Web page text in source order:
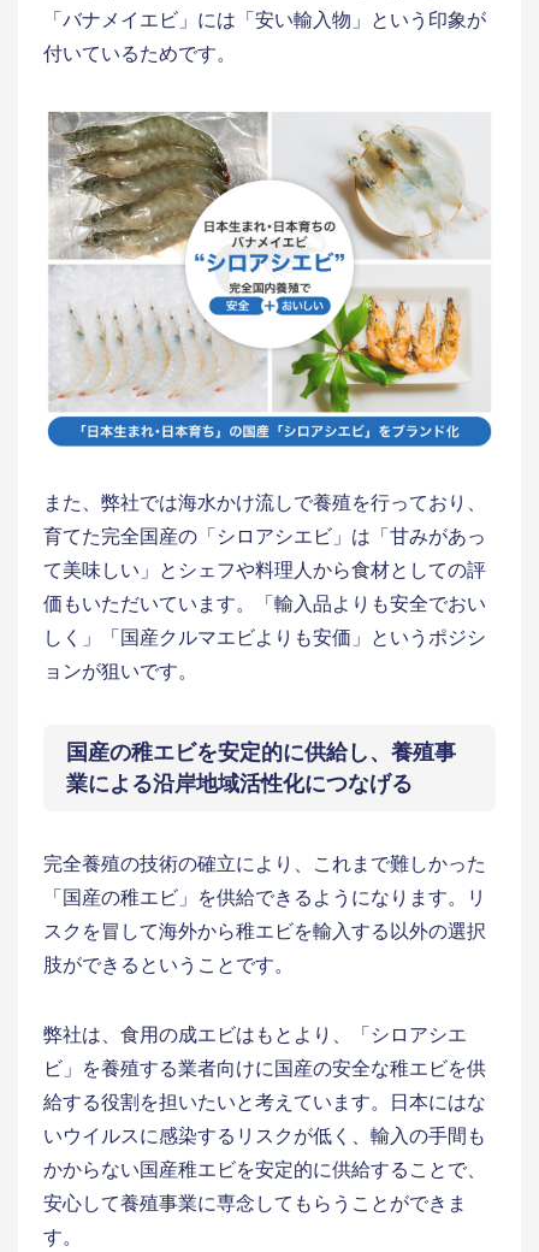
「バナメイエビ」には「安い輸入物」という印象が
付いているためです。
また、弊社では海水かけ流しで養殖を行っており、
育てた完全国産の「シロアシエビ」は「甘みがあっ
て美味しい」とシェフや料理人から食材としての評
価もいただいています。「輸入品よりも安全でおい
しく」「国産クルマエビよりも安価」というポジシ
ョンが狙いです。
国産の稚エビを安定的に供給し、養殖事
業による沿岸地域活性化につなげる
完全養殖の技術の確立により、これまで難しかった
「国産の稚エビ」を供給できるようになります。リ
スクを冒して海外から稚エビを輸入する以外の選択
肢ができるということです。
弊社は、食用の成エビはもとより、「シロアシエ
ビ」を養殖する業者向けに国産の安全な稚エビを供
給する役割を担いたいと考えています。日本にはな
いウイルスに感染するリスクが低く、輸入の手間も
かからない国産稚エビを安定的に供給することで、
安心して養殖事業に専念してもらうことができま
す。